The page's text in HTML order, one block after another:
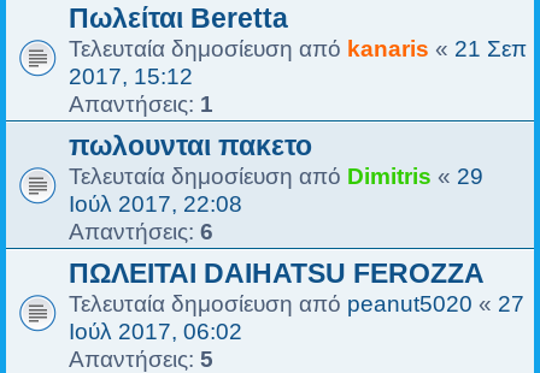
Πωλείται Beretta
Τελευταία δημοσίευση από kanaris « 21 Σεπ
2017, 15:12
Απαντήσεις: 1
πωλουνται πακετο
Τελευταία δημοσίευση από Dimitris « 29
Ιούλ 2017, 22:08
Απαντήσεις: 6
ΠΩΛΕΙΤΑΙ DAIHATSU FEROZZA
Τελευταία δημοσίευση από peanut5020 « 27
Ιούλ 2017, 06:02
Απαντήσεις: 5